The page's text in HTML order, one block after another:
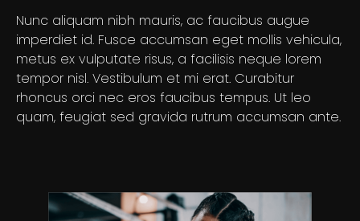
Nunc aliquam nibh mauris, ac faucibus augue
imperdiet id. Fusce accumsan eget mollis vehicula,
metus ex vulputate risus, a facilisis neque lorem
tempor nisl. Vestibulum et mi erat. Curabitur
rhoncus orci nec eros faucibus tempus. Ut leo
quam, feugiat sed gravida rutrum accumsan ante.